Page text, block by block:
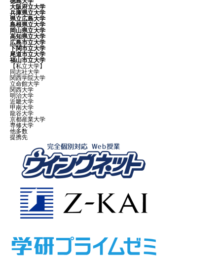
大阪府立大学
兵庫県立大学
県立広島大学
島根県立大学
岡山県立大学
高知県立大学
広島市立大学
下関市立大学
尾道市立大学
福山市立大学
【私立大学】
同志社大学
関西学院大学
立命館大学
関西大学
明治大学
近畿大学
甲南大学
龍谷大学
京都産業大学
専修大学
他多数
提携先